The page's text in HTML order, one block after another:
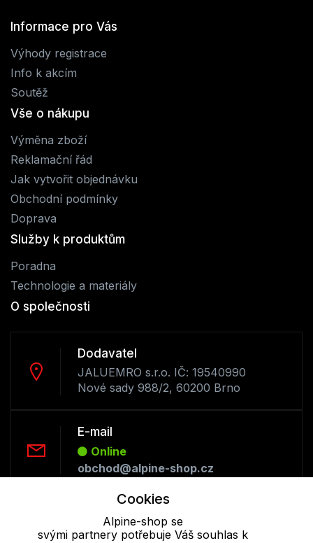
Informace pro Vás
Výhody registrace
Info k akcím
Soutěž
Vše o nákupu
Výměna zboží
Reklamační řád
Jak vytvořit objednávku
Obchodní podmínky
Doprava
Služby k produktům
Poradna
Technologie a materiály
O společnosti
Dodavatel
JALUEMRO s.r.o. IČ: 19540990
Nové sady 988/2, 60200 Brno
E-mail
Online
obchod@alpine-shop.cz
Offline
Cookies
Alpine-shop se
svými partnery potřebuje Váš souhlas k